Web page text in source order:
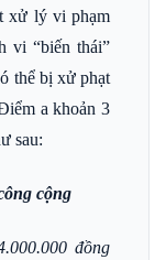
xử lý vi phạm
vi “biến thái”
thể bị xử phạt
a khoản 3
sau:
cộng
đồng